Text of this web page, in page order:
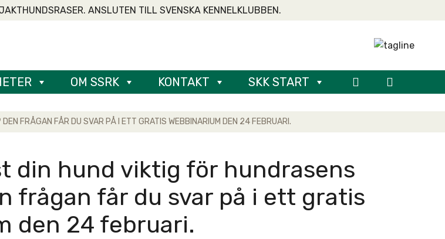
ANSLUTEN TILL SVENSKA KENNELKLUBBEN.
OM SSRK KONTAKT SKK START
FRÅGAN FÅR DU SVAR PÅ I ETT GRATIS WEBBINARIUM DEN 24 FEBRUARI.
din hund viktig för hundrasens
frågan får du svar på i ett gratis
den 24 februari.